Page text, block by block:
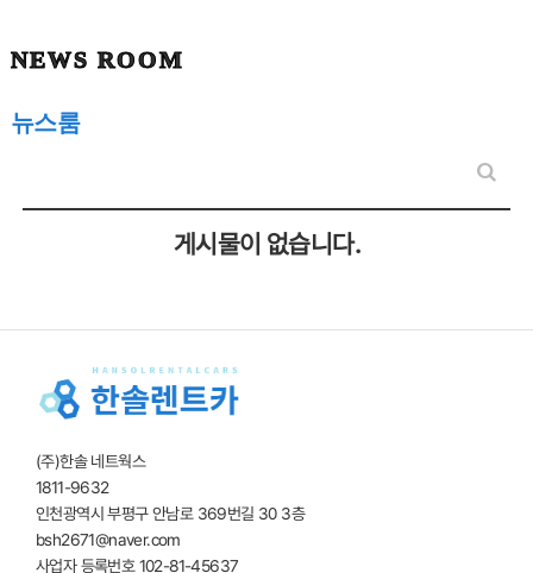
NEWS ROOM
뉴스룸
게시물이 없습니다.
(주)한솔 네트웍스
1811-9632
인천광역시 부평구 안남로 369번길 30 3층
bsh2671@naver.com
사업자 등록번호 102-81-45637